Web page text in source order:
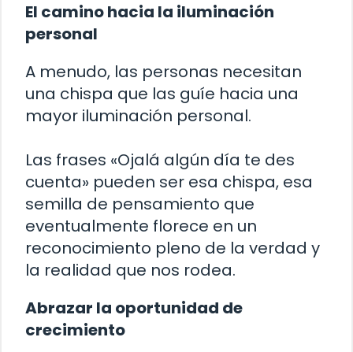
El camino hacia la iluminación
personal
A menudo, las personas necesitan
una chispa que las guíe hacia una
mayor iluminación personal.
Las frases «Ojalá algún día te des
cuenta» pueden ser esa chispa, esa
semilla de pensamiento que
eventualmente florece en un
reconocimiento pleno de la verdad y
la realidad que nos rodea.
Abrazar la oportunidad de
crecimiento